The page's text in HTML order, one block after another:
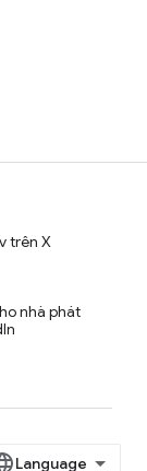
trên X
nhà phát